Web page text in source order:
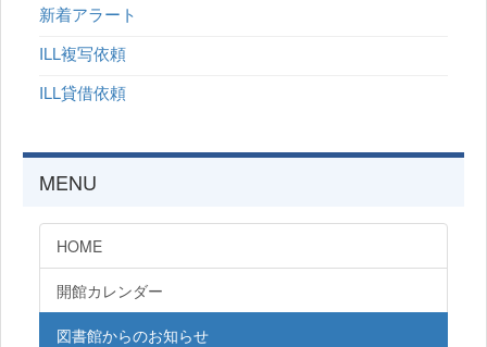
新着アラート
ILL複写依頼
ILL貸借依頼
MENU
HOME
開館カレンダー
図書館からのお知らせ